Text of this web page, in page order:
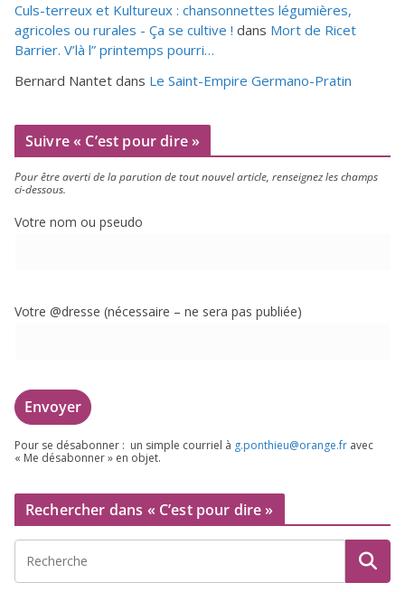
Culs-terreux et Kultureux : chansonnettes légumières,
agricoles ou rurales - Ça se cultive ! dans Mort de Ricet
Barrier. V’là l” printemps pourri…
Bernard Nantet dans Le Saint-Empire Germano-Pratin
Suivre « C’est pour dire »
Pour être aver­ti de la paru­tion de tout nou­vel article, ren­sei­gnez les champs
ci-dessous.
Votre nom ou pseudo
Votre @dresse (néces­saire – ne sera pas publiée)
Pour se désa­bon­ner : un simple cour­riel à g.​ponthieu@​orange.​fr avec
« Me désa­bon­ner » en objet.
Rechercher dans « C’est pour dire »